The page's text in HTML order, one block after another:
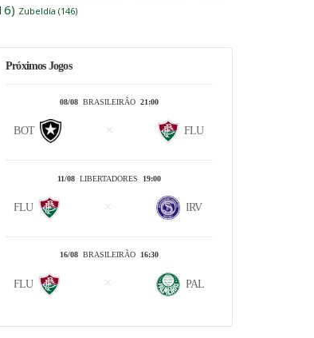
Zubeldía (146)
Próximos Jogos
08/08 BRASILEIRÃO 21:00
BOT FLU
11/08 LIBERTADORES 19:00
FLU IRV
16/08 BRASILEIRÃO 16:30
FLU PAL